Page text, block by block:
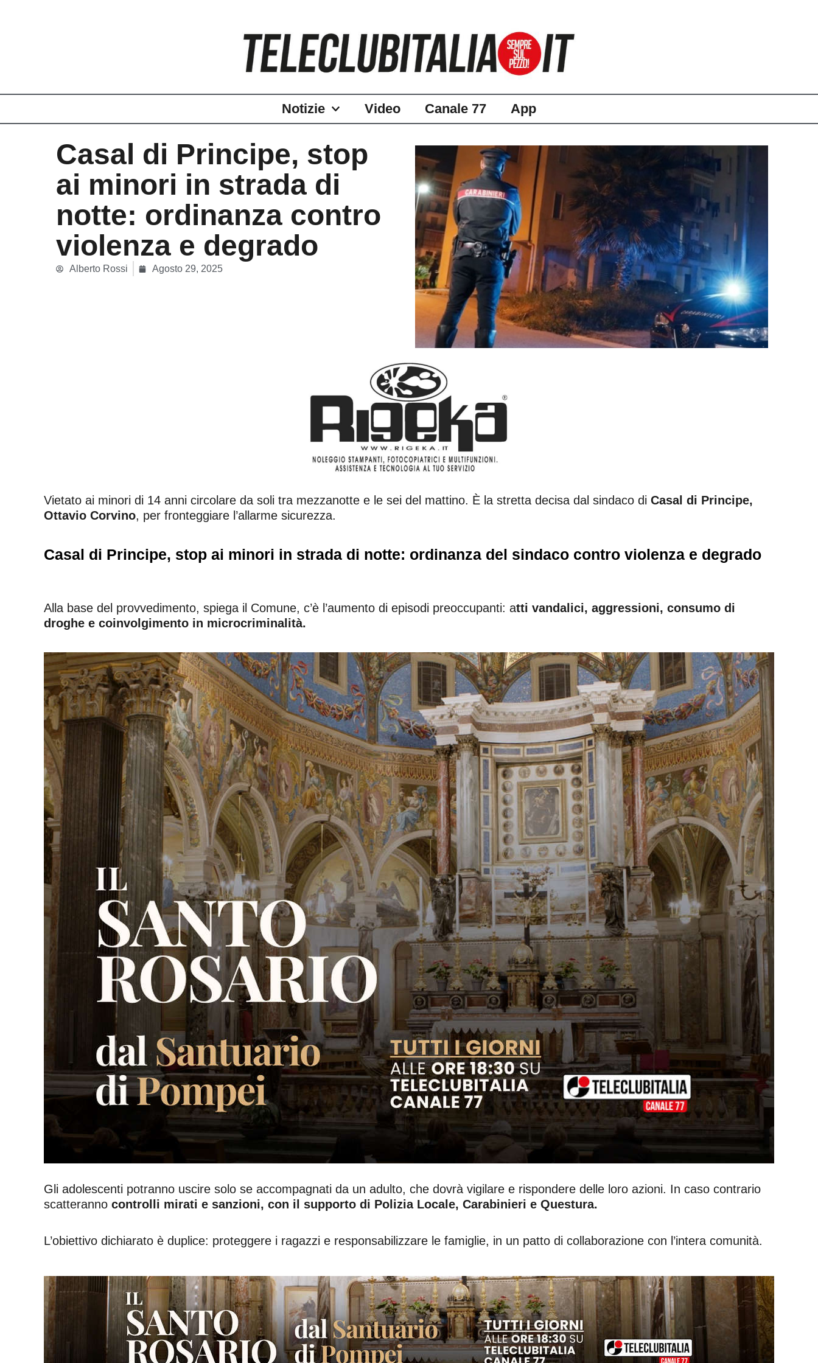
Notizie Video Canale 77 App
Casal di Principe, stop
ai minori in strada di
notte: ordinanza contro
violenza e degrado
Alberto Rossi Agosto 29, 2025
Vietato ai minori di 14 anni circolare da soli tra mezzanotte e le sei del mattino. È la stretta decisa dal sindaco di Casal di Principe,
Ottavio Corvino, per fronteggiare l’allarme sicurezza.
Casal di Principe, stop ai minori in strada di notte: ordinanza del sindaco contro violenza e degrado
Alla base del provvedimento, spiega il Comune, c’è l’aumento di episodi preoccupanti: atti vandalici, aggressioni, consumo di
droghe e coinvolgimento in microcriminalità.
Gli adolescenti potranno uscire solo se accompagnati da un adulto, che dovrà vigilare e rispondere delle loro azioni. In caso contrario
scatteranno controlli mirati e sanzioni, con il supporto di Polizia Locale, Carabinieri e Questura.
L’obiettivo dichiarato è duplice: proteggere i ragazzi e responsabilizzare le famiglie, in un patto di collaborazione con l’intera comunità.